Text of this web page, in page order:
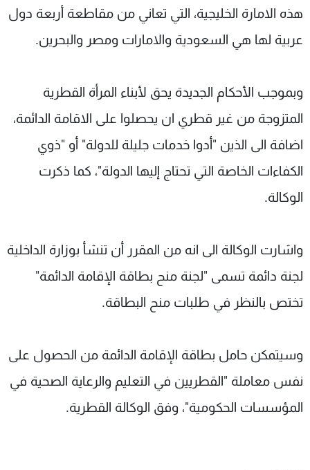
هذه الامارة الخليجية، التي تعاني من مقاطعة أربعة دول
عربية لها هي السعودية والامارات ومصر والبحرين.
وبموجب الأحكام الجديدة يحق لأبناء المرأة القطرية
المتزوجة من غير قطري ان يحصلوا على الاقامة الدائمة،
اضافة الى الذين "أدوا خدمات جليلة للدولة" أو "ذوي
الكفاءات الخاصة التي تحتاج إليها الدولة"، كما ذكرت
الوكالة.
واشارت الوكالة الى انه من المقرر أن تنشأ بوزارة الداخلية
لجنة دائمة تسمى "لجنة منح بطاقة الإقامة الدائمة"
تختص بالنظر في طلبات منح البطاقة.
وسيتمكن حامل بطاقة الإقامة الدائمة من الحصول على
نفس معاملة "القطريين في التعليم والرعاية الصحية في
المؤسسات الحكومية"، وفق الوكالة القطرية.